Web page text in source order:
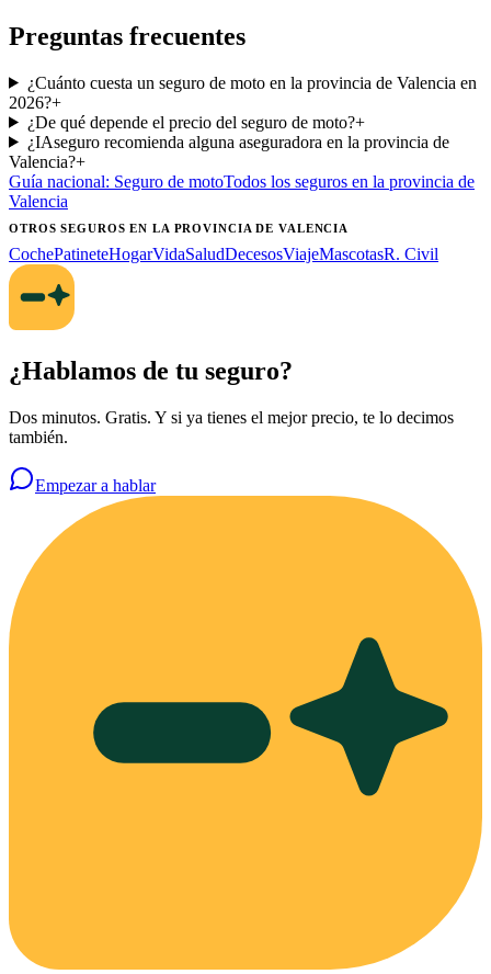
Preguntas frecuentes
¿Cuánto cuesta un seguro de moto en la provincia de Valencia en
2026?+
¿De qué depende el precio del seguro de moto?+
¿IAseguro recomienda alguna aseguradora en la provincia de
Valencia?+
Guía nacional: Seguro de motoTodos los seguros en la provincia de
Valencia
OTROS SEGUROSEN LA PROVINCIA DE VALENCIA
CochePatineteHogarVidaSaludDecesosViajeMascotasR. Civil
¿Hablamos de tu seguro?
Dos minutos. Gratis. Y si ya tienes el mejor precio, te lo decimos
también.
Empezar a hablar